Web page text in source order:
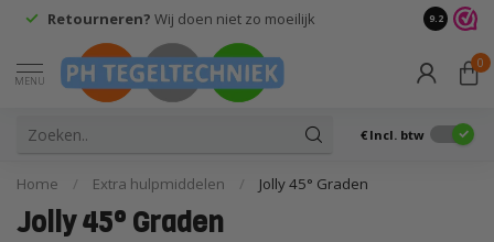
Retourneren? Wij doen niet zo moeilijk 9.2
MENU
0
€ Incl. btw
Home / Extra hulpmiddelen / Jolly 45° Graden
Jolly 45° Graden